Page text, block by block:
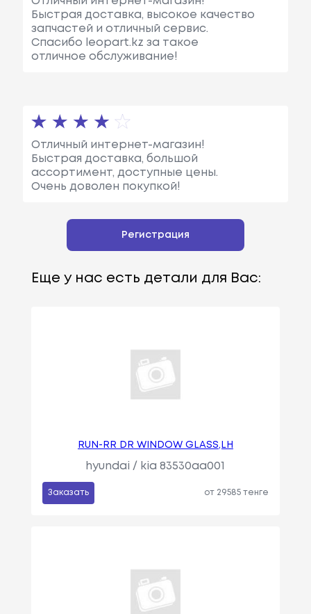
Быстрая доставка, высокое качество
запчастей и отличный сервис.
Спасибо leopart.kz за такое
отличное обслуживание!
Отличный интернет-магазин!
Быстрая доставка, большой
ассортимент, доступные цены.
Очень доволен покупкой!
Регистрация
Еще у нас есть детали для Вас:
RUN-RR DR WINDOW GLASS,LH
hyundai / kia 83530aa001
Заказать от 29585 тенге